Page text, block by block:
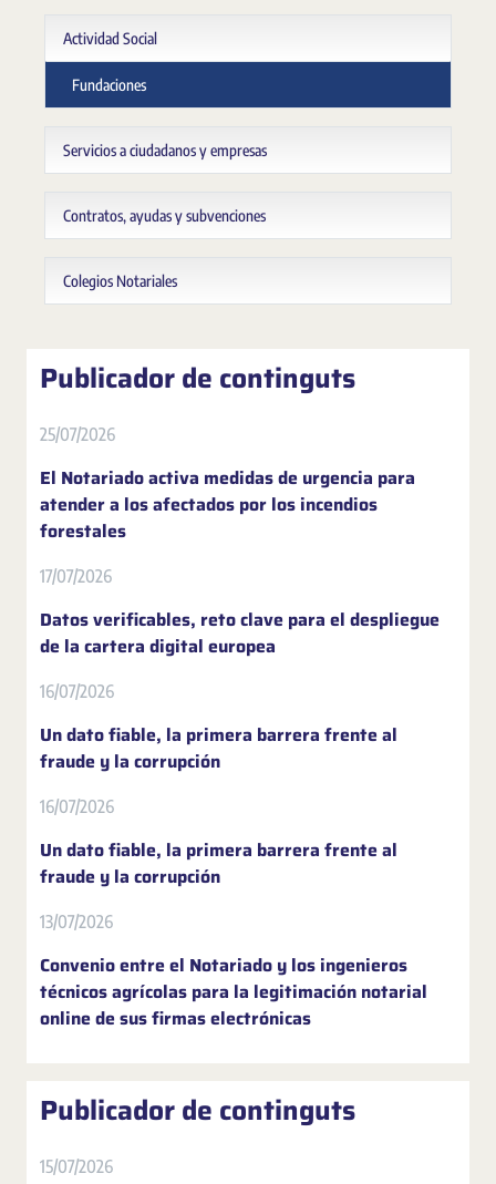
Actividad Social
Fundaciones
Servicios a ciudadanos y empresas
Contratos, ayudas y subvenciones
Colegios Notariales
Publicador de continguts
25/07/2026
El Notariado activa medidas de urgencia para
atender a los afectados por los incendios
forestales
17/07/2026
Datos verificables, reto clave para el despliegue
de la cartera digital europea
16/07/2026
Un dato fiable, la primera barrera frente al
fraude y la corrupción
16/07/2026
Un dato fiable, la primera barrera frente al
fraude y la corrupción
13/07/2026
Convenio entre el Notariado y los ingenieros
técnicos agrícolas para la legitimación notarial
online de sus firmas electrónicas
Publicador de continguts
15/07/2026